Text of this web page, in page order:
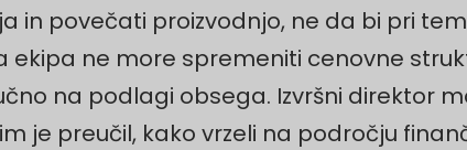
in povečati proizvodnjo, ne da bi pri tem
ekipa ne more spremeniti cenovne
na podlagi obsega. Izvršni direktor
je preučil, kako vrzeli na področju